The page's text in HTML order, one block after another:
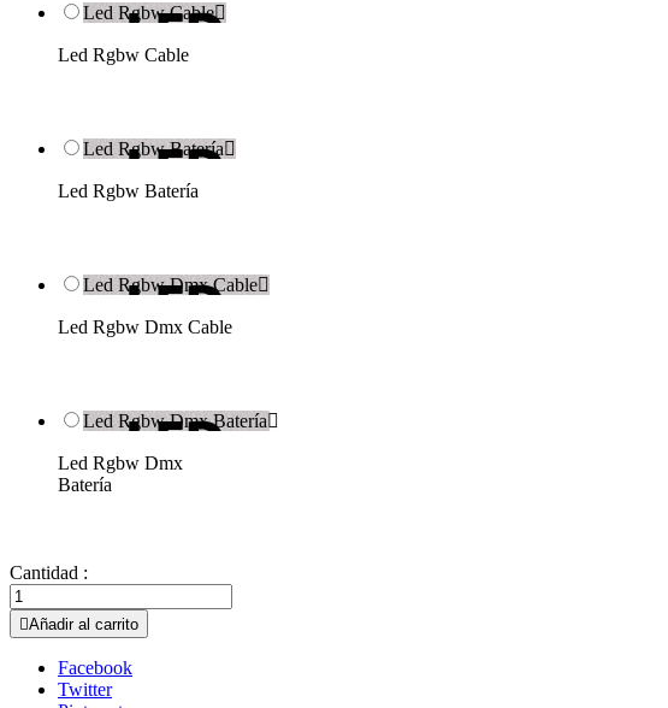
Led Rgbw Cable
Led Rgbw Cable
Led Rgbw Batería
Led Rgbw Batería
Led Rgbw Dmx Cable
Led Rgbw Dmx Cable
Led Rgbw Dmx Batería
Led Rgbw Dmx
Batería
Cantidad :
Añadir al carrito
Facebook
Twitter